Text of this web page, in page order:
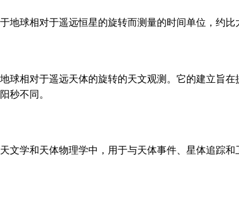
地球相对于遥远恒星的旋转而测量的时间单位，约比
球相对于遥远天体的旋转的天文观测。它的建立旨
秒不同。
文学和天体物理学中，用于与天体事件、星体追踪和